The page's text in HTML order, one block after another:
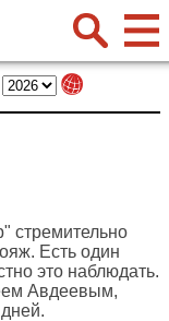
стремительно
Есть один
это наблюдать.
Авдеевым,